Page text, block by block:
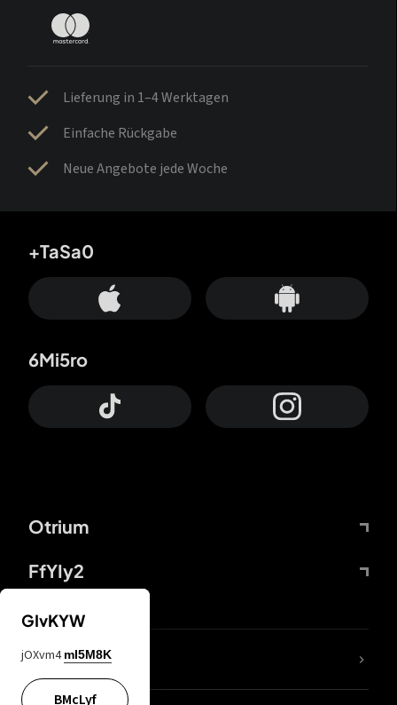
Lieferung in 1–4 Werktagen
Einfache Rückgabe
Neue Angebote jede Woche
Otrium
FfYIy2
+TaSa0
6Mi5ro
DDcvSo
GIvKYW
jOXvm4 mI5M8K
BMcLyf